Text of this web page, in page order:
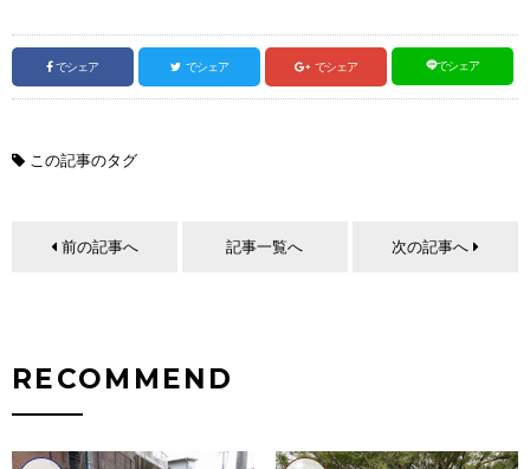
でシェア でシェア でシェア でシェア
この記事のタグ
前の記事へ 記事一覧へ 次の記事へ
RECOMMEND